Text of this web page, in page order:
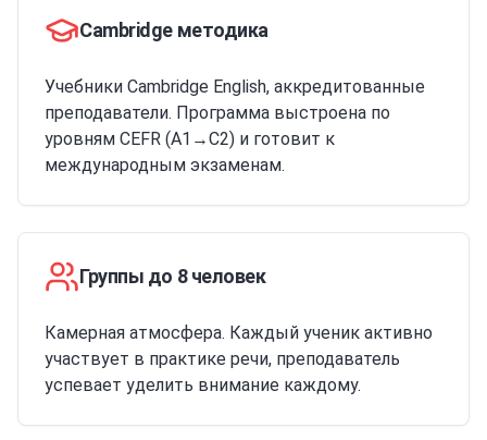
Cambridge методика
Учебники Cambridge English, аккредитованные
преподаватели. Программа выстроена по
уровням CEFR (A1→C2) и готовит к
международным экзаменам.
Группы до 8 человек
Камерная атмосфера. Каждый ученик активно
участвует в практике речи, преподаватель
успевает уделить внимание каждому.